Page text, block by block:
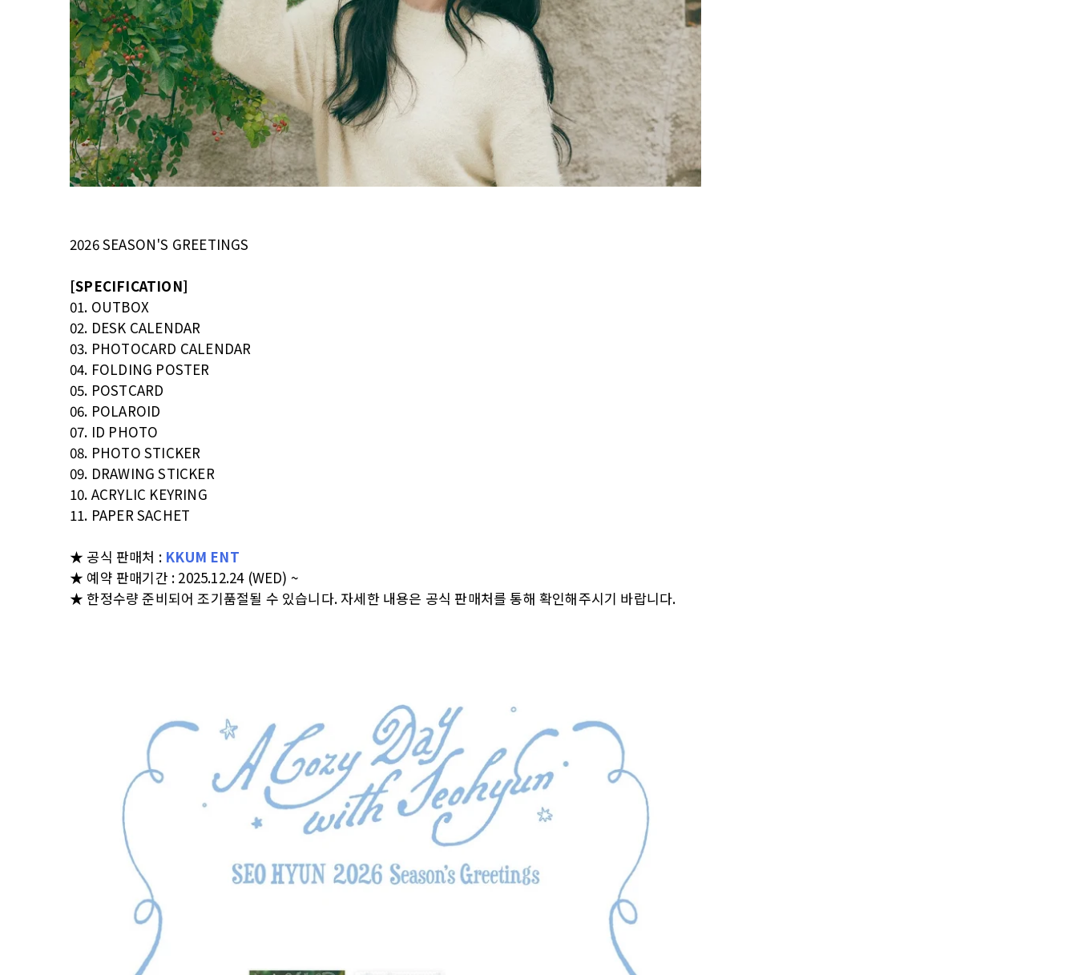
2026 SEASON'S GREETINGS
[SPECIFICATION]
01. OUTBOX
02. DESK CALENDAR
03. PHOTOCARD CALENDAR
04. FOLDING POSTER
05. POSTCARD
06. POLAROID
07. ID PHOTO
08. PHOTO STICKER
09. DRAWING STICKER
10. ACRYLIC KEYRING
11. PAPER SACHET
★ 공식 판매처 : KKUM ENT
★ 예약 판매기간 : 2025.12.24 (WED) ~
★ 한정수량 준비되어 조기품절될 수 있습니다. 자세한 내용은 공식 판매처를 통해 확인해주시기 바랍니다.